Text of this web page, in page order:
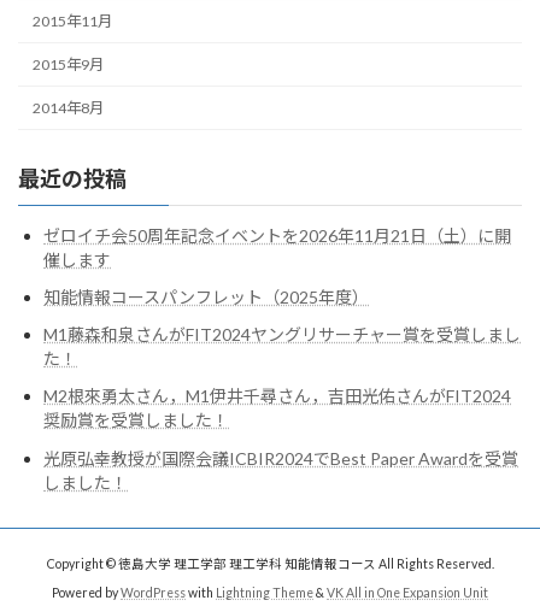
2015年11月
2015年9月
2014年8月
最近の投稿
ゼロイチ会50周年記念イベントを2026年11月21日（土）に開
催します
知能情報コースパンフレット（2025年度）
M1藤森和泉さんがFIT2024ヤングリサーチャー賞を受賞しまし
た！
M2根來勇太さん，M1伊井千尋さん，吉田光佑さんがFIT2024
奨励賞を受賞しました！
光原弘幸教授が国際会議ICBIR2024でBest Paper Awardを受賞
しました！
Copyright © 徳島大学 理工学部 理工学科 知能情報コース All Rights Reserved.
Powered byWordPresswith Lightning Theme& VK All in One Expansion Unit